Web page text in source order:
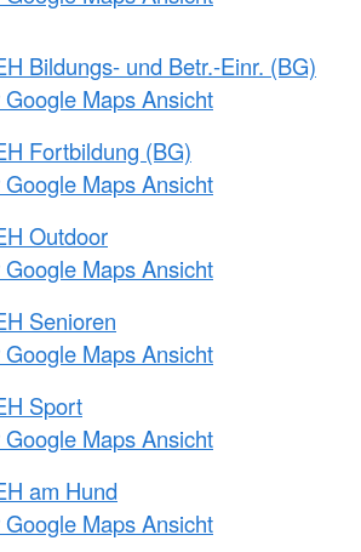
Bildungs- und Betr.-Einr. (BG)
Maps Ansicht
Fortbildung (BG)
Maps Ansicht
Outdoor
Maps Ansicht
Senioren
Maps Ansicht
Sport
Maps Ansicht
am Hund
Maps Ansicht